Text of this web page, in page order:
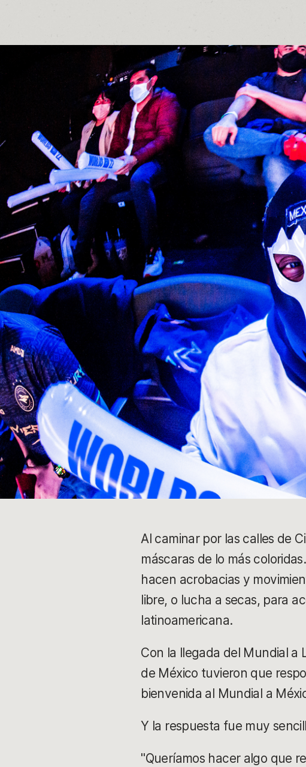
Al caminar por las calles de
máscaras de lo más
hacen acrobacias y
libre, o lucha a secas, para
latinoamericana.
Con la llegada del Mundial a
de México tuvieron que
bienvenida al Mundial a
Y la respuesta fue muy
"Queríamos hacer algo que